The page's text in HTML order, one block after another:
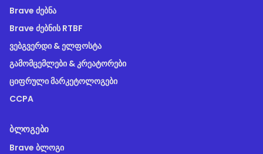
Brave ძებნა
Brave ძებნის RTBF
ვებგვერდი & ელფოსტა
გამომცემლები & კრეატორები
ციფრული მარკეტოლოგები
CCPA
ᲑᲚᲝᲒᲔᲑᲘ
Brave ბლოგი